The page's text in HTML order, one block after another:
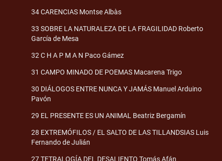
34 CARENCIAS Montse Albàs
33 SOBRE LA NATURALEZA DE LA FRAGILIDAD Roberto
García de Mesa
32 C H A P M A N Paco Gámez
31 CAMPO MINADO DE POEMAS Macarena Trigo
30 DIÁLOGOS ENTRE NUNCA Y JAMÁS Manuel Arduino
Pavón
29 EL PRESENTE ES UN ANIMAL Beatriz Bergamín
28 EXTREMÓFILOS / EL SALTO DE LAS TILLANDSIAS Luis
Fernando de Julián
27 TETRALOGÍA DEL DESALIENTO Tomás Afán